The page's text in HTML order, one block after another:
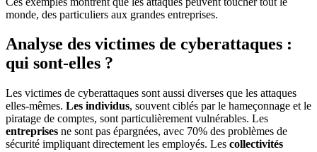
monde, des particuliers aux grandes entreprises.
Analyse des victimes de cyberattaques :
qui sont-elles ?
Les victimes de cyberattaques sont aussi diverses que les attaques
elles-mêmes. Les individus, souvent ciblés par le hameçonnage et le
piratage de comptes, sont particulièrement vulnérables. Les
entreprises ne sont pas épargnées, avec 70% des problèmes de
sécurité impliquant directement les employés. Les collectivités